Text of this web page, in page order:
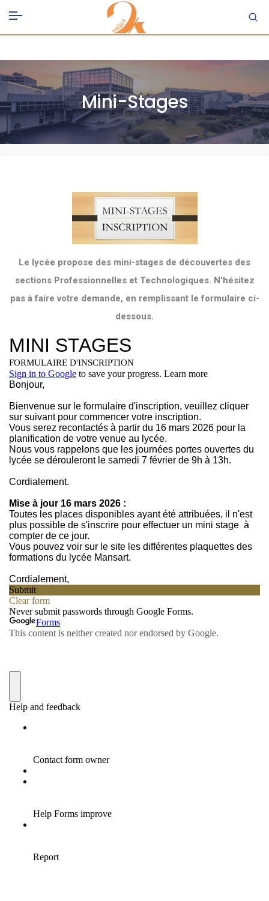
Mini-Stages
Le lycée propose des mini-stages de découvertes des
sections Professionnelles et Technologiques. N'hésitez
pas à faire votre demande, en remplissant le formulaire ci-
dessous.